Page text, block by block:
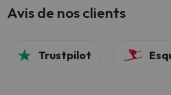
Avis de nos clients
Trustpilot